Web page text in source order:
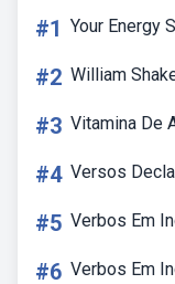
#1 Your Energy
#2 William
#3 Vitamina De
#4 Versos
#5 Verbos Em
#6 Verbos Em